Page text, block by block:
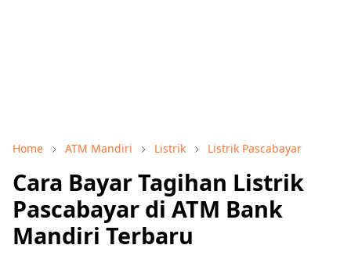
Home ATM Mandiri Listrik Listrik Pascabayar
Cara Bayar Tagihan Listrik
Pascabayar di ATM Bank
Mandiri Terbaru